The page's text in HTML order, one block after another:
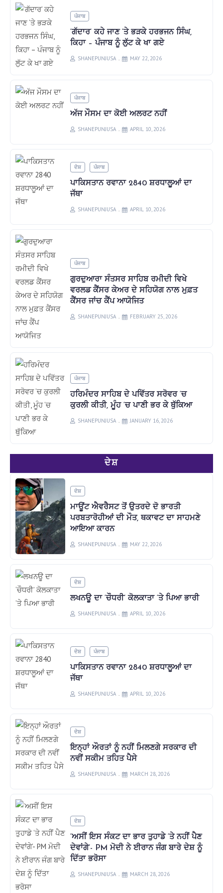
ਪੰਜਾਬ
‘ਗੱਦਾਰ’ ਕਹੇ ਜਾਣ ‘ਤੇ ਭੜਕੇ ਹਰਭਜਨ ਸਿੰਘ,
ਕਿਹਾ – ਪੰਜਾਬ ਨੂੰ ਲੁੱਟ ਕੇ ਖਾ ਗਏ
SHANEPUNJUSA MAY 22, 2026
ਪੰਜਾਬ
ਅੱਜ ਮੌਸਮ ਦਾ ਕੋਈ ਅਲਰਟ ਨਹੀਂ
SHANEPUNJUSA APRIL 10, 2026
ਦੇਸ਼ ਪੰਜਾਬ
ਪਾਕਿਸਤਾਨ ਰਵਾਨਾ 2840 ਸ਼ਰਧਾਲੂਆਂ ਦਾ
ਜੱਥਾ
SHANEPUNJUSA APRIL 10, 2026
ਪੰਜਾਬ
ਗੁਰਦੁਆਰਾ ਸੰਤਸਰ ਸਾਹਿਬ ਰਮੀਦੀ ਵਿਖੇ
ਵਰਲਡ ਕੈਂਸਰ ਕੇਅਰ ਦੇ ਸਹਿਯੋਗ ਨਾਲ ਮੁਫ਼ਤ
ਕੈਂਸਰ ਜਾਂਚ ਕੈਂਪ ਆਯੋਜਿਤ
SHANEPUNJUSA FEBRUARY 25, 2026
ਪੰਜਾਬ
ਹਰਿਮੰਦਰ ਸਾਹਿਬ ਦੇ ਪਵਿੱਤਰ ਸਰੋਵਰ ‘ਚ
ਕੁਰਲੀ ਕੀਤੀ, ਮੂੰਹ ‘ਚ ਪਾਣੀ ਭਰ ਕੇ ਥੁੱਕਿਆ
SHANEPUNJUSA JANUARY 16, 2026
ਦੇਸ਼
ਦੇਸ਼
ਮਾਊਂਟ ਐਵਰੈਸਟ ਤੋਂ ਉਤਰਦੇ ਦੋ ਭਾਰਤੀ
ਪਰਬਤਾਰੋਹੀਆਂ ਦੀ ਮੌਤ, ਥਕਾਵਟ ਦਾ ਸਾਹਮਣੇ
ਆਇਆ ਕਾਰਨ
SHANEPUNJUSA MAY 22, 2026
ਦੇਸ਼
ਲਖਨਊ ਦਾ ‘ਚੌਧਰੀ’ ਕੋਲਕਾਤਾ ‘ਤੇ ਪਿਆ ਭਾਰੀ
SHANEPUNJUSA APRIL 10, 2026
ਦੇਸ਼ ਪੰਜਾਬ
ਪਾਕਿਸਤਾਨ ਰਵਾਨਾ 2840 ਸ਼ਰਧਾਲੂਆਂ ਦਾ
ਜੱਥਾ
SHANEPUNJUSA APRIL 10, 2026
ਦੇਸ਼
ਇਨ੍ਹਾਂ ਔਰਤਾਂ ਨੂੰ ਨਹੀਂ ਮਿਲਣਗੇ ਸਰਕਾਰ ਦੀ
ਨਵੀਂ ਸਕੀਮ ਤਹਿਤ ਪੈਸੇ
SHANEPUNJUSA MARCH 28, 2026
ਦੇਸ਼
‘ਅਸੀਂ ਇਸ ਸੰਕਟ ਦਾ ਭਾਰ ਤੁਹਾਡੇ ‘ਤੇ ਨਹੀਂ ਪੈਣ
ਦੇਵਾਂਗੇ’- PM ਮੋਦੀ ਨੇ ਈਰਾਨ ਜੰਗ ਬਾਰੇ ਦੇਸ਼ ਨੂੰ
ਦਿੱਤਾ ਭਰੋਸਾ
SHANEPUNJUSA MARCH 28, 2026